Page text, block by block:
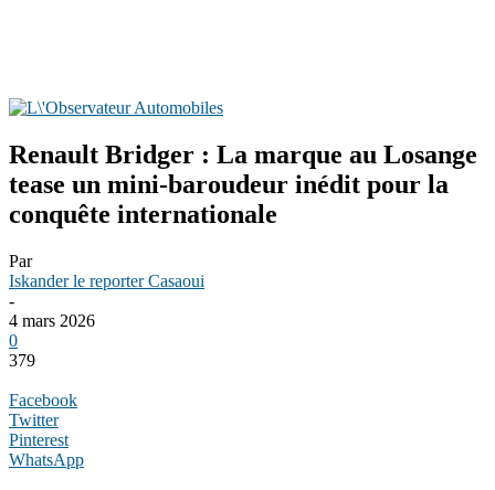
Renault Bridger : La marque au Losange
tease un mini-baroudeur inédit pour la
conquête internationale
Par
Iskander le reporter Casaoui
-
4 mars 2026
0
379
Facebook
Twitter
Pinterest
WhatsApp